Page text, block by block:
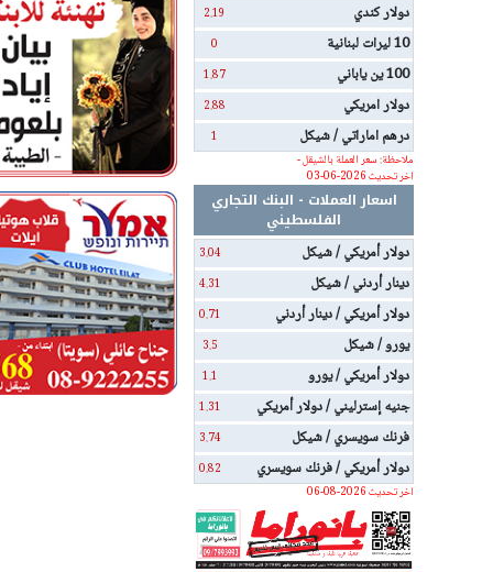
دولار كندي 2.19
10 ليرات لبنانية 0
100 ين ياباني 1.87
دولار امريكي 2.88
درهم اماراتي / شيكل
1
ملاحظة: سعر العملة بالشيقل -
اخر تحديث 2026-06-03
اسعار العملات - البنك التجاري
الفلسطيني
دولار أمريكي / شيكل
3.04
دينار أردني / شيكل 4.31
دولار أمريكي / دينار أردني 0.71
يورو / شيكل 3.5
دولار أمريكي / يورو 1.1
جنيه إسترليني / دولار أمريكي 1.31
فرنك سويسري / شيكل 3.74
دولار أمريكي / فرنك سويسري
0.82
اخر تحديث 2026-08-06